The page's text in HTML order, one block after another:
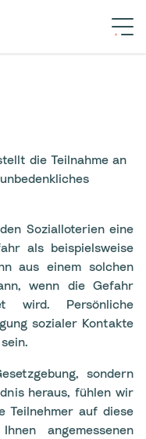
die Teilnahme an
Sozialloterien eine
als beispielsweise
aus einem solchen
wenn die Gefahr
wird. Persönliche
sozialer Kontakte
sondern
heraus, fühlen wir
Teilnehmer auf diese
angemessenen